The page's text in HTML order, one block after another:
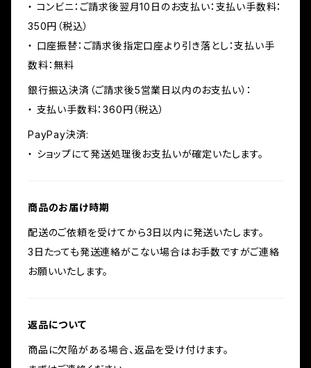
・ コンビニ：ご請求後翌月10日のお支払い：支払い手数料：
350円（税込）
・ 口座振替：ご請求後指定口座より引き落とし：支払い手
数料：無料
銀行振込決済（ご請求後5営業日以内のお支払い）：
・ 支払い手数料：360円（税込）
PayPay決済:
・ ショップにて発送処理後お支払いが確定いたします。
商品のお届け時期
配送のご依頼を受けてから3日以内に発送いたします。
3日たっても発送連絡がこない場合はお手数ですがご連絡
お願いいたします。
返品について
商品に欠陥がある場合、返品を受け付けます。